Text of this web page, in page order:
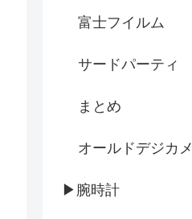
富士フイルム
サードパーティ
まとめ
オールドデジカメ
▶腕時計